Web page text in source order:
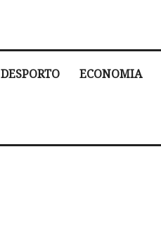
DESPORTO ECONOMIA